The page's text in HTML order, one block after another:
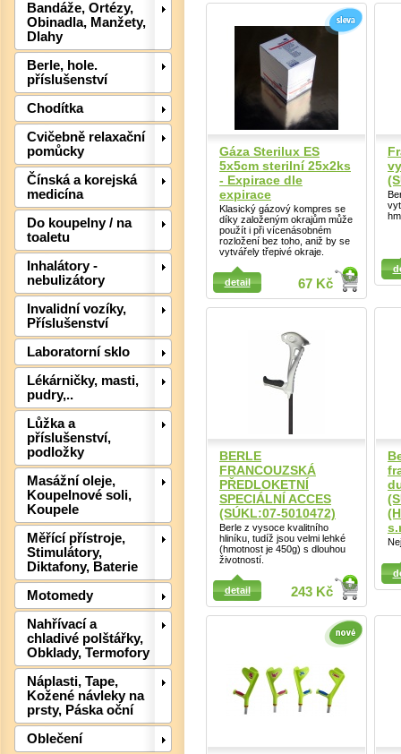
Bandáže, Ortézy,
Obinadla, Manžety,
Dlahy
Berle, hole.
příslušenství
Chodítka
Cvičebně relaxační
pomůcky
Čínská a korejská
medicína
Do koupelny / na
toaletu
Inhalátory -
nebulizátory
Invalidní vozíky,
Příslušenství
Laboratorní sklo
Lékárničky, masti,
pudry,..
Lůžka a
příslušenství,
podložky
Masážní oleje,
Koupelnové soli,
Koupele
Měřící přístroje,
Stimulátory,
Diktafony, Baterie
Motomedy
Nahřívací a
chladivé polštářky,
Obklady, Termofory
Náplasti, Tape,
Kožené návleky na
prsty, Páska oční
Oblečení
Gáza Sterilux ES
5x5cm sterilní 25x2ks
- Expirace dle
expirace
Klasický gázový kompres se
díky založeným okrajům může
použít i při vícenásobném
rozložení bez toho, aniž by se
vytvářely třepivé okraje.
67 Kč
detail
Detail
Detail
BERLE
FRANCOUZSKÁ
PŘEDLOKETNÍ
SPECIÁLNÍ ACCES
(SÚKL:07-5010472)
Berle z vysoce kvalitního
hliníku, tudíž jsou velmi lehké
(hmotnost je 450g) s dlouhou
životností.
243 Kč
detail
Detail
Detail